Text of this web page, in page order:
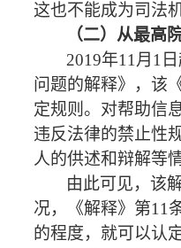
这也不能成为司法
（二） 从最高
2019年11月1
问题的解释》， 该
定规则 。 对帮助信
违反法律的禁止性
人的供述和辩解等
由此可见，该
况，《解释》第11
的程度，就可以认